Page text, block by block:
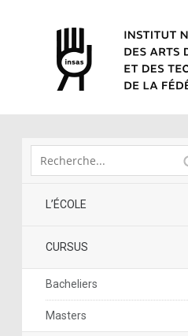
L’ÉCOLE
CURSUS
Bacheliers
Masters